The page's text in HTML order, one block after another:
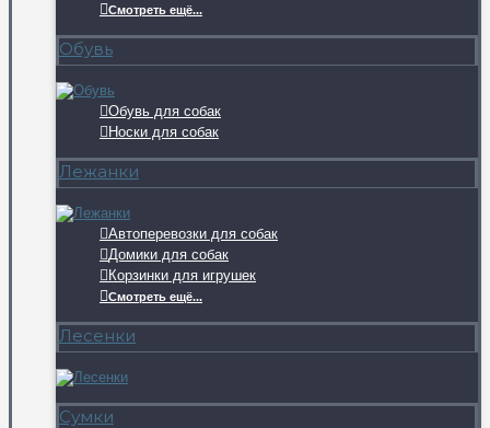
Смотреть ещё...
Обувь
Обувь для собак
Носки для собак
Лежанки
Автоперевозки для собак
Домики для собак
Корзинки для игрушек
Смотреть ещё...
Лесенки
Сумки